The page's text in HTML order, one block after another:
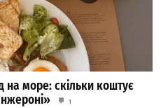
на море: скільки коштує
1